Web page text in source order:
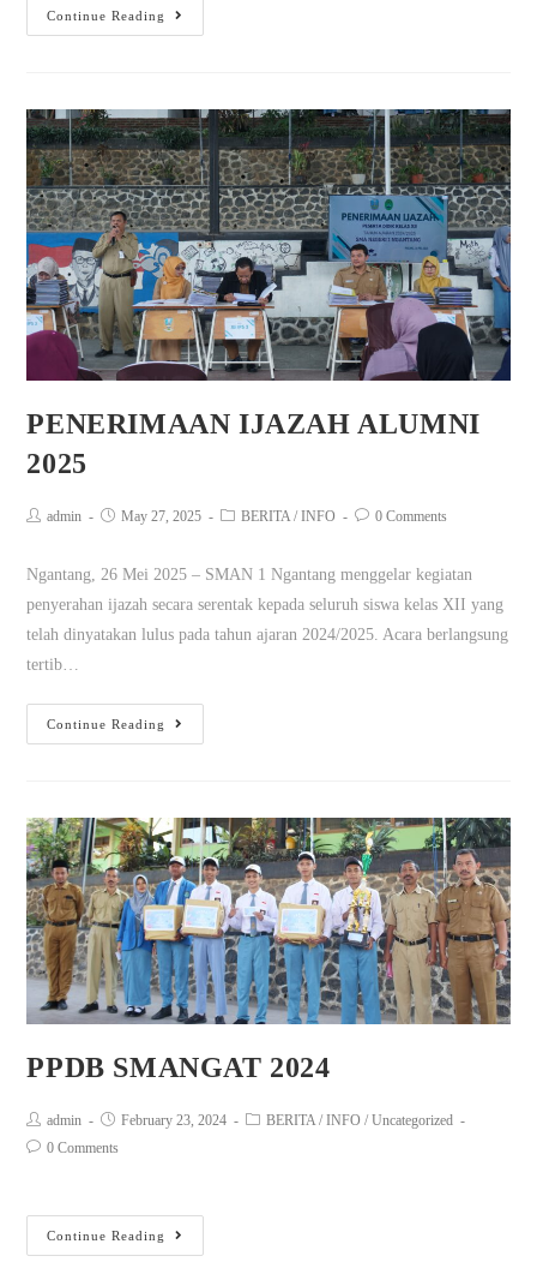
Continue Reading
PENERIMAAN IJAZAH ALUMNI
2025
admin May 27, 2025 BERITA / INFO 0 Comments
Ngantang, 26 Mei 2025 – SMAN 1 Ngantang menggelar kegiatan
penyerahan ijazah secara serentak kepada seluruh siswa kelas XII yang
telah dinyatakan lulus pada tahun ajaran 2024/2025. Acara berlangsung
tertib…
Continue Reading
PPDB SMANGAT 2024
admin February 23, 2024 BERITA / INFO / Uncategorized
0 Comments
Continue Reading